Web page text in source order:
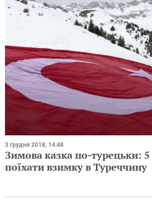
3 грудня 2018, 14:48
Зимова казка по-турецьки:
поїхати взимку в Туреччину